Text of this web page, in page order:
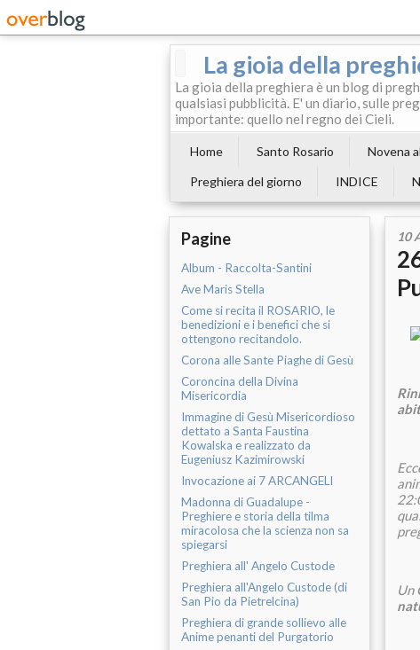
La gioia della
La gioia della preghiera è un blog di
qualsiasi pubblicità. E' un diario, sulle
importante: quello nel regno dei Cieli.
Home Santo Rosario Novena
Preghiera del giorno
INDICE
Pagine
Album - Raccolta-Santini
Ave Maris Stella
Come si recita il ROSARIO, le
benedizioni e i benefici che si
ottengono recitandolo.
Corona alle Sante Piaghe di Gesù
Coroncina della Divina
Misericordia
Immagine di Gesù Misericordioso
dettato a Santa Faustina
Kowalska e realizzato da
Eugeniusz Kazimirowski
Invocazione ai 7 ARCANGELI
Madonna di Guadalupe -
Preghiere e storia della tilma
miracolosa che la scienza non sa
spiegarsi
Preghiera all' Angelo Custode
Preghiera all'Angelo Custode (di
San Pio da Pietrelcina)
Preghiera di grande sollievo alle
Anime penanti del Purgatorio
10
Un